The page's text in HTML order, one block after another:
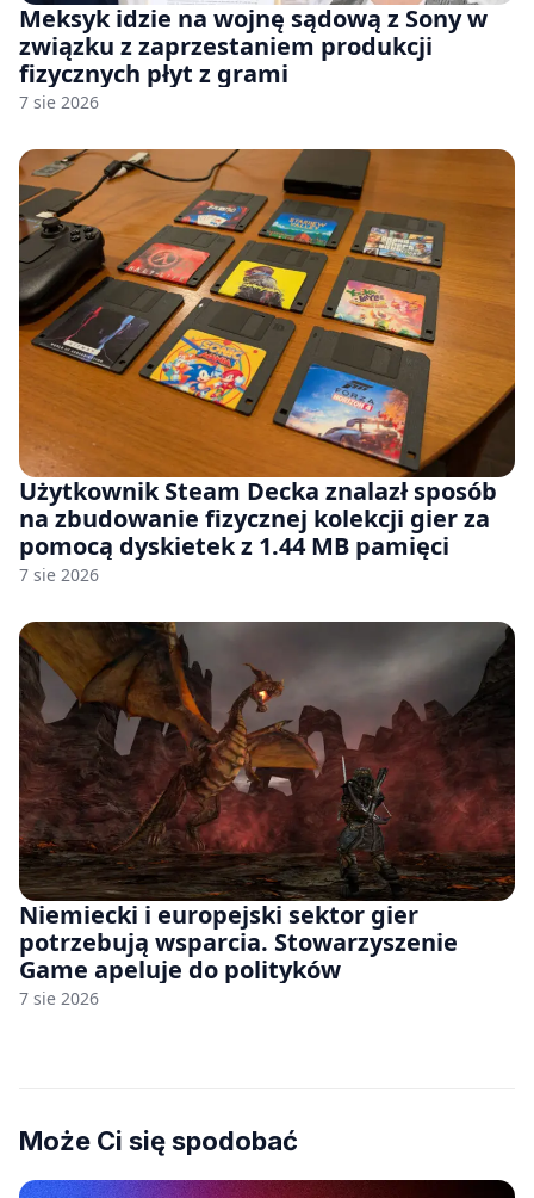
Meksyk idzie na wojnę sądową z Sony w
związku z zaprzestaniem produkcji
fizycznych płyt z grami
7 sie 2026
Użytkownik Steam Decka znalazł sposób
na zbudowanie fizycznej kolekcji gier za
pomocą dyskietek z 1.44 MB pamięci
7 sie 2026
Niemiecki i europejski sektor gier
potrzebują wsparcia. Stowarzyszenie
Game apeluje do polityków
7 sie 2026
Może Ci się spodobać